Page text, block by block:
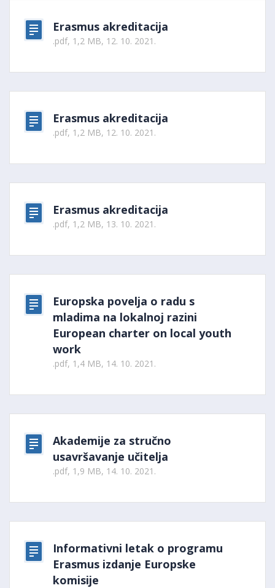
Erasmus akreditacija
.pdf, 1,2 MB, 12. 10. 2021.
Erasmus akreditacija
.pdf, 1,2 MB, 12. 10. 2021.
Erasmus akreditacija
.pdf, 1,2 MB, 13. 10. 2021.
Europska povelja o radu s
mladima na lokalnoj razini
European charter on local youth
work
.pdf, 1,4 MB, 14. 10. 2021.
Akademije za stručno
usavršavanje učitelja
.pdf, 1,9 MB, 14. 10. 2021.
Informativni letak o programu
Erasmus izdanje Europske
komisije